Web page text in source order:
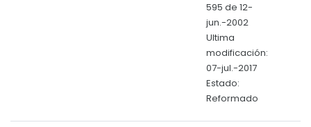
595 de 12-
jun.-2002
Ultima
modificación:
07-jul.-2017
Estado:
Reformado